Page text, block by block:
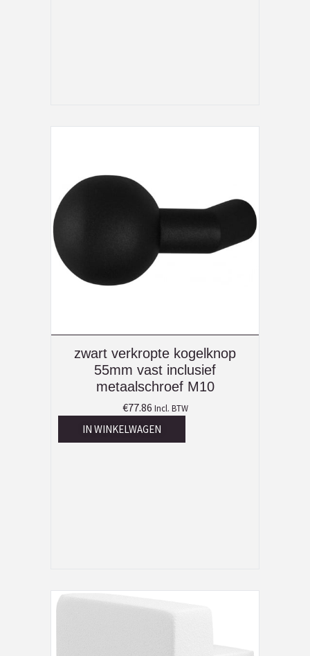
zwart verkropte kogelknop
55mm vast inclusief
metaalschroef M10
€77.86 Incl. BTW
IN WINKELWAGEN